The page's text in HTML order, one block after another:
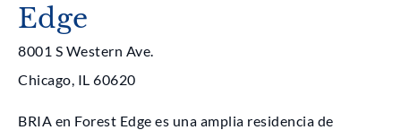
Edge
8001 S Western Ave.
Chicago, IL 60620
BRIA en Forest Edge es una amplia residencia de